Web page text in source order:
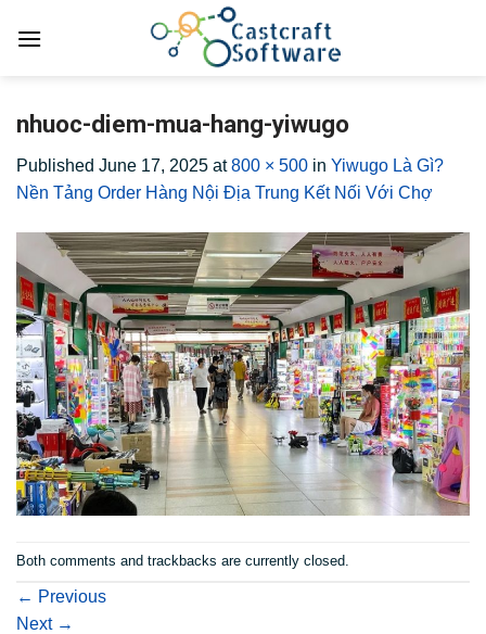
nhuoc-diem-mua-hang-yiwugo
Published June 17, 2025 at800 × 500 in Yiwugo Là Gì?
Nền Tảng Order Hàng Nội Địa Trung Kết Nối Với Chợ
Both comments and trackbacks are currently closed.
← Previous
Next →